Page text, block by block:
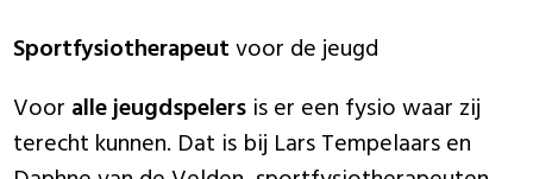
Sportfysiotherapeutvoor de jeugd
Voor alle jeugdspelers is er een fysio waar zij
terecht kunnen. Dat is bij Lars Tempelaars en